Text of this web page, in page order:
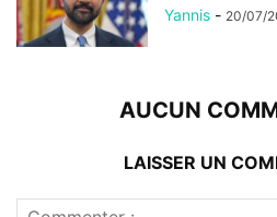
Yannis - 20/07/
AUCUN
LAISSER UN